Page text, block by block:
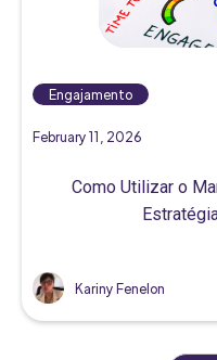
Engajamento
February 11, 2026
Como Utilizar o
Kariny Fenelon